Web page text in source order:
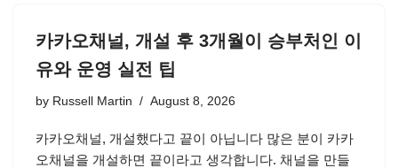
카카오채널, 개설 후 3개월이 승부처인 이
유와 운영 실전 팁
by Russell Martin August 8, 2026
카카오채널, 개설했다고 끝이 아닙니다 많은 분이 카카
오채널을 개설하면 끝이라고 생각합니다. 채널을 만들